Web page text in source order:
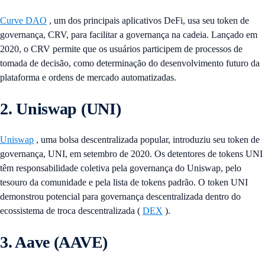
Curve DAO , um dos principais aplicativos DeFi, usa seu token de
governança, CRV, para facilitar a governança na cadeia. Lançado em
2020, o CRV permite que os usuários participem de processos de
tomada de decisão, como determinação do desenvolvimento futuro da
plataforma e ordens de mercado automatizadas.
2. Uniswap (UNI)
Uniswap , uma bolsa descentralizada popular, introduziu seu token de
governança, UNI, em setembro de 2020. Os detentores de tokens UNI
têm responsabilidade coletiva pela governança do Uniswap, pelo
tesouro da comunidade e pela lista de tokens padrão. O token UNI
demonstrou potencial para governança descentralizada dentro do
ecossistema de troca descentralizada ( DEX ).
3. Aave (AAVE)